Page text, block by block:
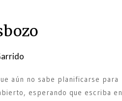
aún no sabe planificarse para
esperando que escriba en